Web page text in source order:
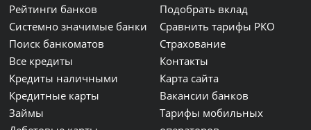
Рейтинги банков
Системно значимые банки
Поиск банкоматов
Все кредиты
Кредиты наличными
Кредитные карты
Займы
Подобрать вклад
Сравнить тарифы РКО
Страхование
Контакты
Карта сайта
Вакансии банков
Тарифы мобильных